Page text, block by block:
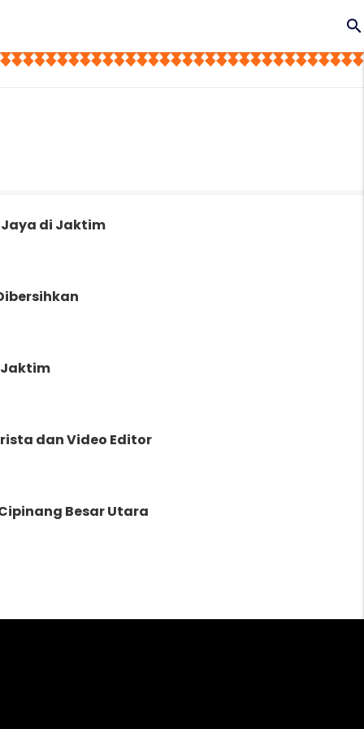
search
Jaya di Jaktim
Jaktim
dan Video Editor
Besar Utara